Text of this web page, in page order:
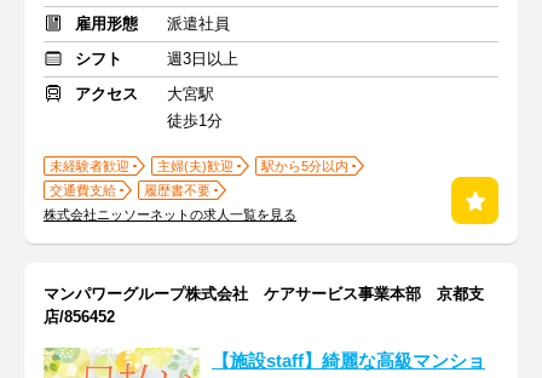
雇用形態
派遣社員
シフト
週3日以上
アクセス
大宮駅
徒歩1分
未経験者歓迎 主婦(夫)歓迎
駅から5分以内
交通費支給
履歴書不要
株式会社ニッソーネットの求人一覧を見る
マンパワーグループ株式会社 ケアサービス事業本部 京都支
店/856452
【施設staff】綺麗な高級マンショ